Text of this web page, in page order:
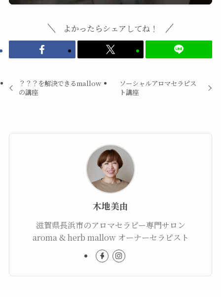
よかったらシェアしてね！
？？？を解決できるmallow
の講座
ソーシャルアロマセラピス
ト講座
木地美由
滋賀県長浜市のアロマセラピー専門サロン
aroma & herb mallow オーナーセラピスト